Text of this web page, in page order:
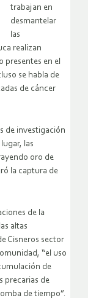
trabajan en
desmantelar
las
realizan
presentes en el
se habla de
de cáncer
de investigación
las
oro de
la captura de
de la
altas
Cisneros sector
“el uso
de
precarias de
de tiempo”.